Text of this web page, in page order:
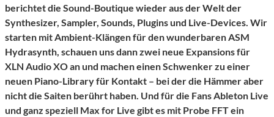
berichtet die Sound-Boutique wieder aus der Welt der
Synthesizer, Sampler, Sounds, Plugins und Live-Devices. Wir
starten mit Ambient-Klängen für den wunderbaren ASM
Hydrasynth, schauen uns dann zwei neue Expansions für
XLN Audio XO an und machen einen Schwenker zu einer
neuen Piano-Library für Kontakt – bei der die Hämmer aber
nicht die Saiten berührt haben. Und für die Fans Ableton Live
und ganz speziell Max for Live gibt es mit Probe FFTein